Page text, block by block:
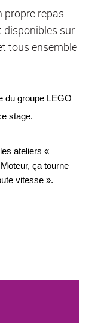
propre repas.
disponibles sur
tous ensemble
du groupe LEGO
stage.
ateliers «
ça tourne
vitesse ».